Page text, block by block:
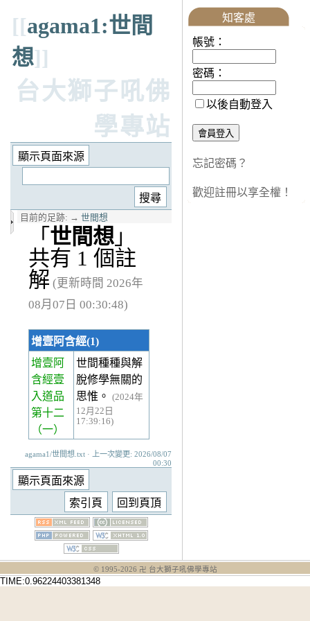
[[agama1:世間
想]]
台大獅子吼佛
學專站
目前的足跡: → 世間想
「 世間想 」
共有 1 個註
解 (更新時間 2026年
08月07日 00:30:48)
增壹阿含經(1)
增壹阿
含經壹
入道品
第十二
（一）
世間種種與解
脫修學無關的
思惟。
(2024年
12月22日
17:39:16)
agama1/世間想.txt · 上一次變更: 2026/08/07
00:30
知客處
帳號：
密碼：
以後自動登入
忘記密碼？
歡迎註冊以享全權！
© 1995-2026 卍 台大獅子吼佛學專站
TIME:0.96224403381348